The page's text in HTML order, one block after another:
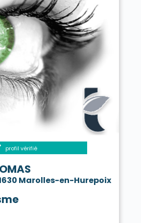
profil vérifié
Marolles-en-Hurepoix